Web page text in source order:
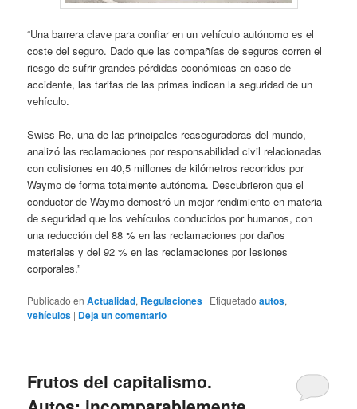
“Una barrera clave para confiar en un vehículo autónomo es el
coste del seguro. Dado que las compañías de seguros corren el
riesgo de sufrir grandes pérdidas económicas en caso de
accidente, las tarifas de las primas indican la seguridad de un
vehículo.
Swiss Re, una de las principales reaseguradoras del mundo,
analizó las reclamaciones por responsabilidad civil relacionadas
con colisiones en 40,5 millones de kilómetros recorridos por
Waymo de forma totalmente autónoma. Descubrieron que el
conductor de Waymo demostró un mejor rendimiento en materia
de seguridad que los vehículos conducidos por humanos, con
una reducción del 88 % en las reclamaciones por daños
materiales y del 92 % en las reclamaciones por lesiones
corporales.”
Publicado en Actualidad, Regulaciones | Etiquetado autos,
vehículos | Deja un comentario
Frutos del capitalismo.